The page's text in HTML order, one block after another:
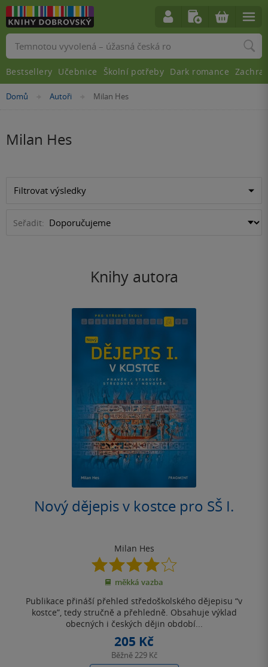
Nacházíte
Domů »Autoři »
Milan Hes
Milan Hes
Filtrovat výsledky
Seřadit:
Knihy autora
Nový dějepis v kostce pro SŠ I.
Milan Hes
4.0
z
5
měkká vazba
Publikace přináší přehled středoškolského dějepisu “v
kostce”, tedy stručně a přehledně. Obsahuje výklad
obecných i českých dějin období...
205 Kč
Běžně229 Kč
Vyhledávání
Bestsellery Učebnice Školní potřeby Dark romance